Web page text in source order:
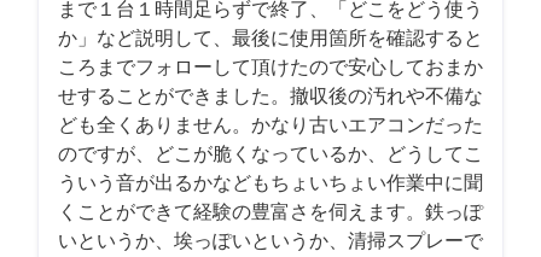
まで１台１時間足らずで終了、「どこをどう使う
か」など説明して、最後に使用箇所を確認すると
ころまでフォローして頂けたので安心しておまか
せすることができました。撤収後の汚れや不備な
ども全くありません。かなり古いエアコンだった
のですが、どこが脆くなっているか、どうしてこ
ういう音が出るかなどもちょいちょい作業中に聞
くことができて経験の豊富さを伺えます。鉄っぽ
いというか、埃っぽいというか、清掃スプレーで